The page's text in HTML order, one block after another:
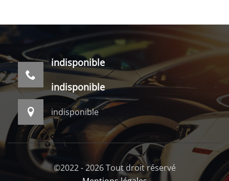
indisponible
indisponible
indisponible
©2022 - 2026 Tout droit réservé